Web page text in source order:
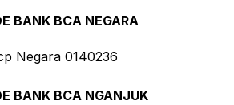
BANK BCA NEGARA
Negara 0140236
BANK BCA NGANJUK